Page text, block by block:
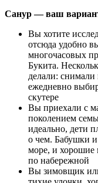
Санур — ваш
Вы хотите
отсюда удобно
многочасовых
Букита.
делали:
ежедневно
скутере
Вы приехали с
поколением
идеально, дети
о чем. Бабушки
море, и хорошие
по набережной
Вы зимовщик или